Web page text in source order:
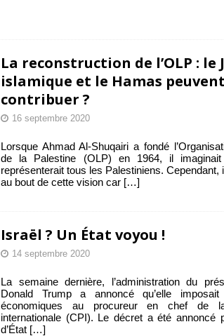
La reconstruction de l’OLP : le
islamique et le Hamas
contribuer ?
16 septembre 2020
Lorsque Ahmad Al-Shuqairi a fondé
de la Palestine (OLP) en 1964, il
représenterait tous les Palestiniens. Cependant,
au bout de cette vision car […]
Israël ? Un État voyou !
14 septembre 2020
La semaine dernière, l’administration du
Donald Trump a annoncé qu’elle
économiques au procureur en chef de
internationale (CPI). Le décret a été annoncé
d’État […]